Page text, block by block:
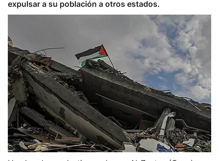
expulsar a su población a otros estados.